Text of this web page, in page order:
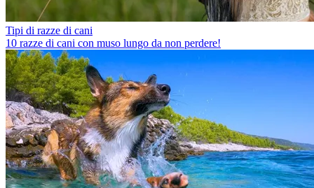
Tipi di razze di cani
10 razze di cani con muso lungo da non perdere!